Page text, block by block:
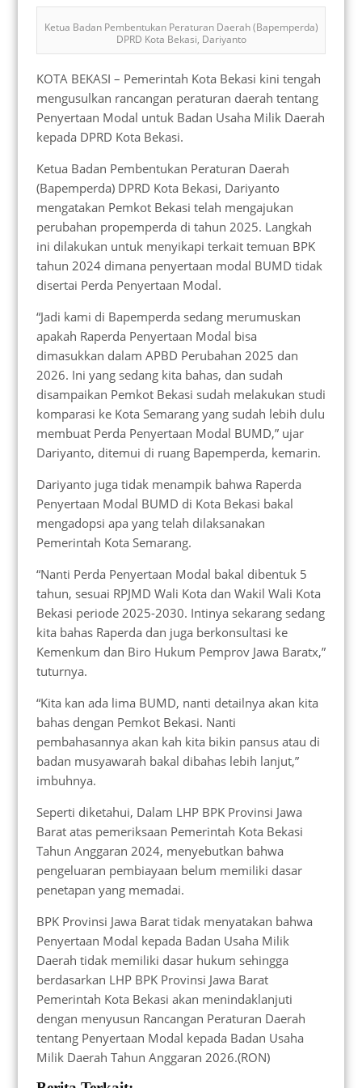
Ketua Badan Pembentukan Peraturan Daerah (Bapemperda)
DPRD Kota Bekasi, Dariyanto
KOTA BEKASI – Pemerintah Kota Bekasi kini tengah
mengusulkan rancangan peraturan daerah tentang
Penyertaan Modal untuk Badan Usaha Milik Daerah
kepada DPRD Kota Bekasi.
Ketua Badan Pembentukan Peraturan Daerah
(Bapemperda) DPRD Kota Bekasi, Dariyanto
mengatakan Pemkot Bekasi telah mengajukan
perubahan propemperda di tahun 2025. Langkah
ini dilakukan untuk menyikapi terkait temuan BPK
tahun 2024 dimana penyertaan modal BUMD tidak
disertai Perda Penyertaan Modal.
“Jadi kami di Bapemperda sedang merumuskan
apakah Raperda Penyertaan Modal bisa
dimasukkan dalam APBD Perubahan 2025 dan
2026. Ini yang sedang kita bahas, dan sudah
disampaikan Pemkot Bekasi sudah melakukan studi
komparasi ke Kota Semarang yang sudah lebih dulu
membuat Perda Penyertaan Modal BUMD,” ujar
Dariyanto, ditemui di ruang Bapemperda, kemarin.
Dariyanto juga tidak menampik bahwa Raperda
Penyertaan Modal BUMD di Kota Bekasi bakal
mengadopsi apa yang telah dilaksanakan
Pemerintah Kota Semarang.
“Nanti Perda Penyertaan Modal bakal dibentuk 5
tahun, sesuai RPJMD Wali Kota dan Wakil Wali Kota
Bekasi periode 2025-2030. Intinya sekarang sedang
kita bahas Raperda dan juga berkonsultasi ke
Kemenkum dan Biro Hukum Pemprov Jawa Baratx,”
tuturnya.
“Kita kan ada lima BUMD, nanti detailnya akan kita
bahas dengan Pemkot Bekasi. Nanti
pembahasannya akan kah kita bikin pansus atau di
badan musyawarah bakal dibahas lebih lanjut,”
imbuhnya.
Seperti diketahui, Dalam LHP BPK Provinsi Jawa
Barat atas pemeriksaan Pemerintah Kota Bekasi
Tahun Anggaran 2024, menyebutkan bahwa
pengeluaran pembiayaan belum memiliki dasar
penetapan yang memadai.
BPK Provinsi Jawa Barat tidak menyatakan bahwa
Penyertaan Modal kepada Badan Usaha Milik
Daerah tidak memiliki dasar hukum sehingga
berdasarkan LHP BPK Provinsi Jawa Barat
Pemerintah Kota Bekasi akan menindaklanjuti
dengan menyusun Rancangan Peraturan Daerah
tentang Penyertaan Modal kepada Badan Usaha
Milik Daerah Tahun Anggaran 2026.(RON)